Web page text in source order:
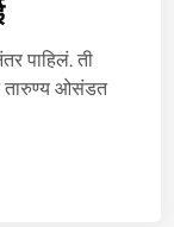
पाहिलं. ती
तारुण्य ओसंडत